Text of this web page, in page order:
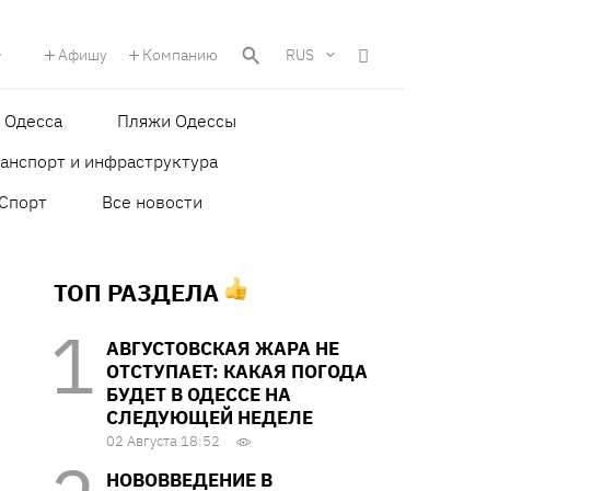
Афишу Компанию RUS
Одесса
Пляжи Одессы
и инфраструктура
Спорт Все новости
ТОП РАЗДЕЛА
АВГУСТОВСКАЯ ЖАРА НЕ
ОТСТУПАЕТ: КАКАЯ ПОГОДА
БУДЕТ В ОДЕССЕ НА
СЛЕДУЮЩЕЙ НЕДЕЛЕ
02 Августа 18:52
НОВОВВЕДЕНИЕ В